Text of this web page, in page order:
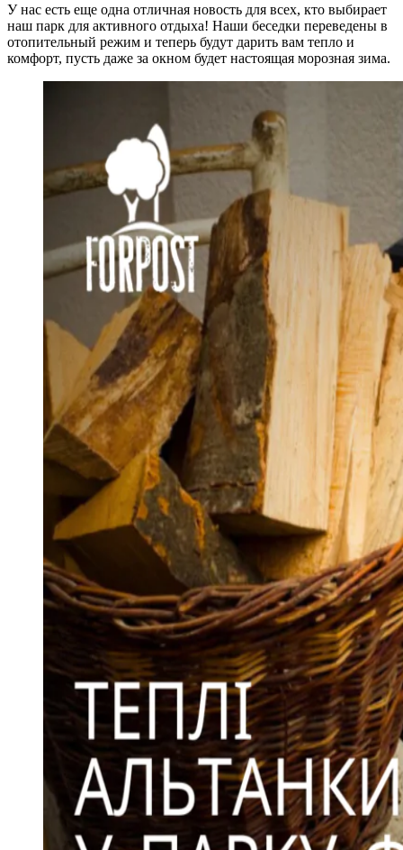
У нас есть еще одна отличная новость для всех, кто выбирает
наш парк для активного отдыха! Наши беседки переведены в
отопительный режим и теперь будут дарить вам тепло и
комфорт, пусть даже за окном будет настоящая морозная зима.